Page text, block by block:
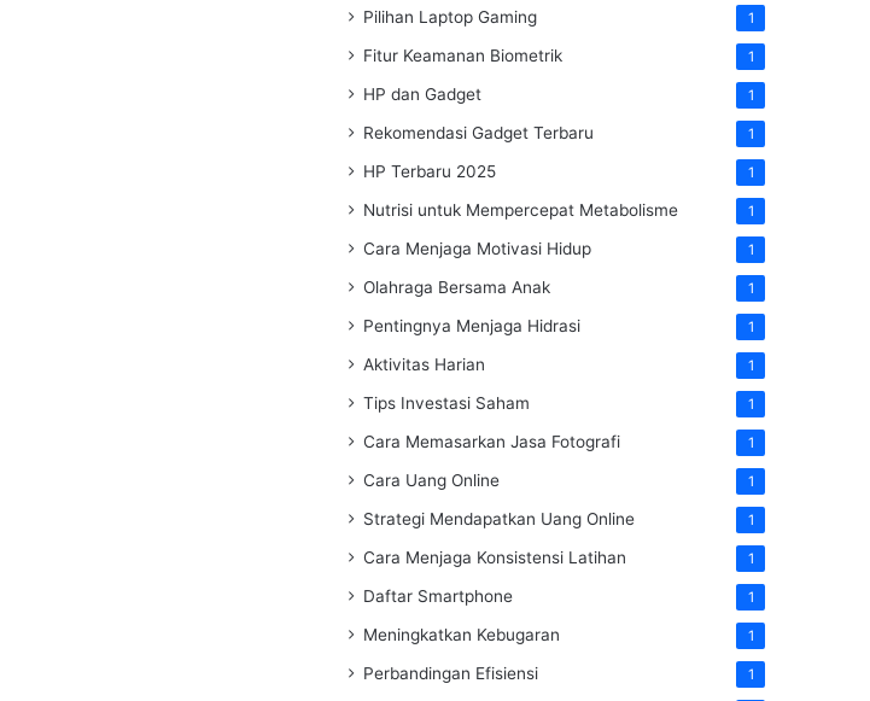
Pilihan Laptop Gaming 1
Fitur Keamanan Biometrik 1
HP dan Gadget 1
Rekomendasi Gadget Terbaru 1
HP Terbaru 2025 1
Nutrisi untuk Mempercepat Metabolisme 1
Cara Menjaga Motivasi Hidup 1
Olahraga Bersama Anak 1
Pentingnya Menjaga Hidrasi 1
Aktivitas Harian 1
Tips Investasi Saham 1
Cara Memasarkan Jasa Fotografi 1
Cara Uang Online 1
Strategi Mendapatkan Uang Online 1
Cara Menjaga Konsistensi Latihan 1
Daftar Smartphone 1
Meningkatkan Kebugaran 1
Perbandingan Efisiensi 1